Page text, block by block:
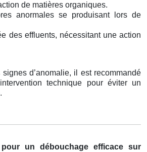
de matières organiques.
anormales se produisant lors de
des effluents, nécessitant une action
d’anomalie, il est recommandé
technique pour éviter un
un débouchage efficace sur